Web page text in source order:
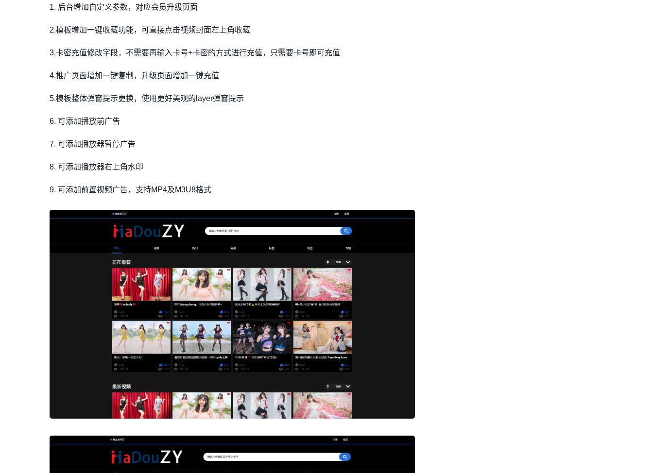
1. 后台增加自定义参数，对应会员升级页面
2.模板增加一键收藏功能，可直接点击视频封面左上角收藏
3.卡密充值修改字段，不需要再输入卡号+卡密的方式进行充值，只需要卡号即可充值
4.推广页面增加一键复制，升级页面增加一键充值
5.模板整体弹窗提示更换，使用更好美观的layer弹窗提示
6. 可添加播放前广告
7. 可添加播放器暂停广告
8. 可添加播放器右上角水印
9. 可添加前置视频广告，支持MP4及M3U8格式